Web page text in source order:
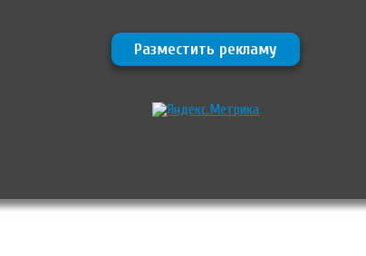
Разместить рекламу